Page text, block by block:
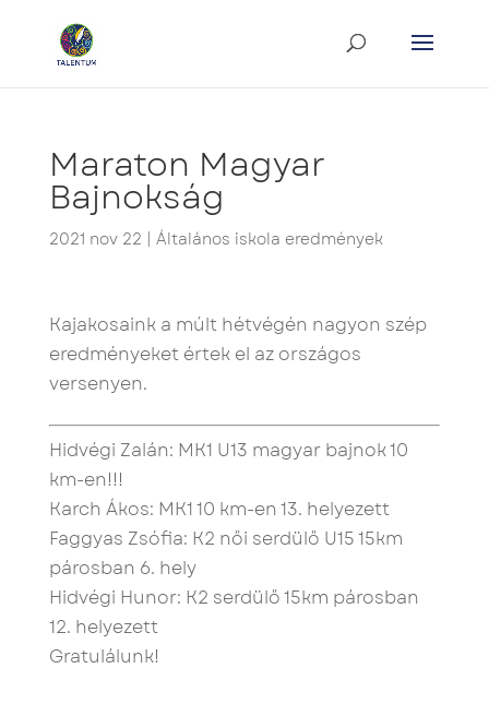
Maraton Magyar
Bajnokság
2021 nov 22 Általános iskola eredmények
Kajakosaink a múlt hétvégén nagyon szép
eredményeket értek el az országos
versenyen.
Hidvégi Zalán: MK1 U13 magyar bajnok 10
km-en!!!
Karch Ákos: MK1 10 km-en 13. helyezett
Faggyas Zsófia: K2 női serdülő U15 15km
párosban 6. hely
Hidvégi Hunor: K2 serdülő 15km párosban
12. helyezett
Gratulálunk!